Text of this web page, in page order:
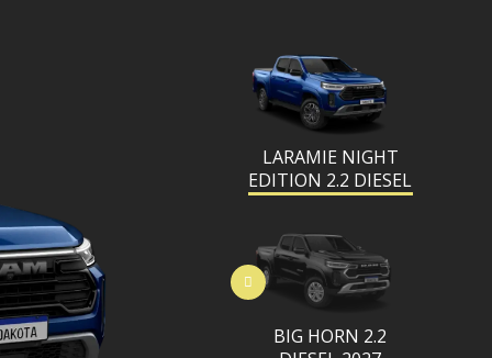
LARAMIE NIGHT
EDITION 2.2 DIESEL
BIG HORN 2.2